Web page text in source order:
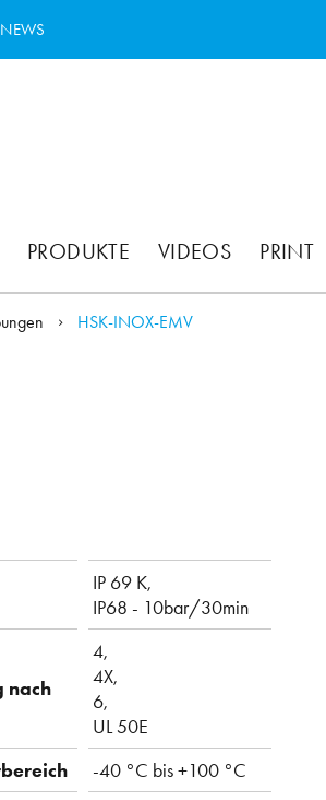
NEWS
PRODUKTE VIDEOS PRINT
HSK-INOX-EMV
IP 69 K,
IP68 - 10bar/30min
nach
4,
4X,
6,
UL 50E
-40 °C bis +100 °C